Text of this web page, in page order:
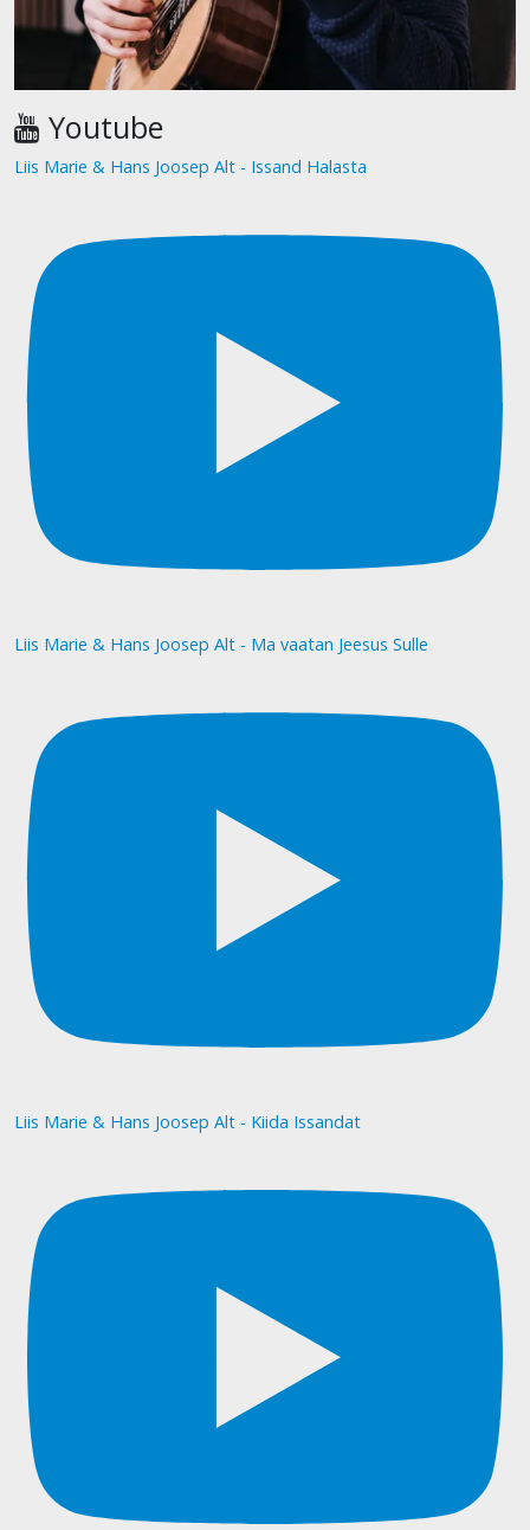
Youtube
Liis Marie & Hans Joosep Alt - Issand Halasta
Liis Marie & Hans Joosep Alt - Ma vaatan Jeesus Sulle
Liis Marie & Hans Joosep Alt - Kiida Issandat